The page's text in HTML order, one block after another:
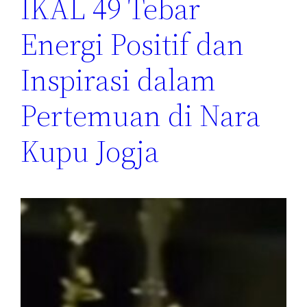
Energi Positif dan
Inspirasi dalam
Pertemuan di Nara
Kupu Jogja